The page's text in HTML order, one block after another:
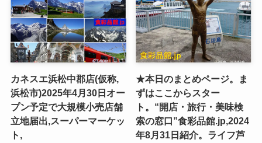
カネスエ浜松中郡店(仮称,
浜松市)2025年4月30日オー
プン予定で大規模小売店舗
立地届出,スーパーマーケッ
ト,
★本日のまとめページ。ま
ずはここからスター
ト。“開店・旅行・美味検
索の窓口”食彩品館.jp,2024
年8月31日紹介。ライフ芦